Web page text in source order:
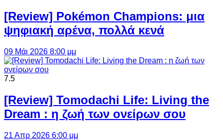
[Review] Pokémon Champions: μια
ψηφιακή αρένα, πολλά κενά
09 Μάι 2026 8:00 μμ
7.5
[Review] Tomodachi Life: Living the
Dream : η ζωή των ονείρων σου
21 Απρ 2026 6:00 μμ